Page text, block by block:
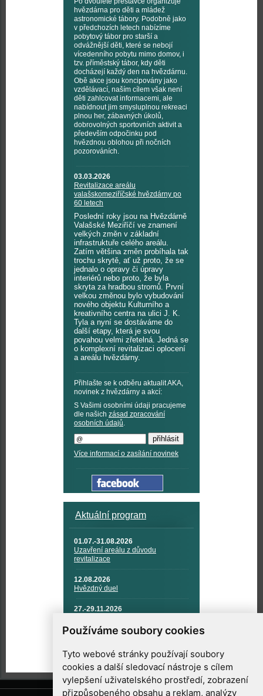
Používáme soubory cookies
Tyto webové stránky používají soubory
cookies a další sledovací nástroje s cílem
vylepšení uživatelského prostředí, zobrazení
přizpůsobeného obsahu a reklam, analýzy
hvězdárna pro děti a mládež
astronomické tábory. Podobně jako
v předchozích letech nabízíme
pobytový tábor pro starší a
odvážnější děti, které se nebojí
vícedenního pobytu mimo domov, i
tzv. příměstský tábor, kdy děti
docházejí každý den na hvězdárnu.
Obě akce jsou koncipovány jako
vzdělávací, naším cílem však není
děti zahlcovat informacemi, ale
nabídnout jim smysluplnou rekreaci
plnou her, zábavných úkolů,
dobrovolných sportovních aktivit a
především odpočinku pod
hvězdnou oblohou při nočních
pozorováních.
03.03.2026
Revitalizace areálu
valašskomeziříčské hvězdárny po
60 letech
Poslední roky jsou na Hvězdárně
Valašské Meziříčí ve znamení
velkých změn v základní
infrastruktuře celého areálu.
Zatím většina změn probíhala tak
trochu skrytě, ať už proto, že se
jednalo o opravy či úpravy
interiérů nebo proto, že byla
skryta za hradbou stromů. První
velkou změnou bylo vybudování
nového objektu Kulturního a
kreativního centra na ulici J. K.
Tyla a nyní se dostáváme do
další etapy, která je svou
povahou velmi zřetelná. Jedná se
o komplexní revitalizaci oplocení
a areálu hvězdárny.
Přihlašte se k odběru aktualit AKA,
novinek z hvězdárny a akcí:
S Vašimi osobními údaji pracujeme
dle našich zásad zpracování
osobních údajů.
Více informací o zasílání novinek
Aktuální program
01.07.-31.08.2026
Uzavření areálu z důvodu
revitalizace
12.08.2026
Hvězdný duel
27.-29.11.2026
TECHNIKA A KOSMICKÉ
TECHNOLOGIE